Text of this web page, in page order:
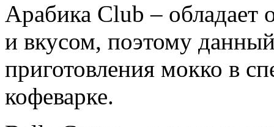
Арабика Club – обладает
и вкусом, поэтому
приготовления мокко в
кофеварке.